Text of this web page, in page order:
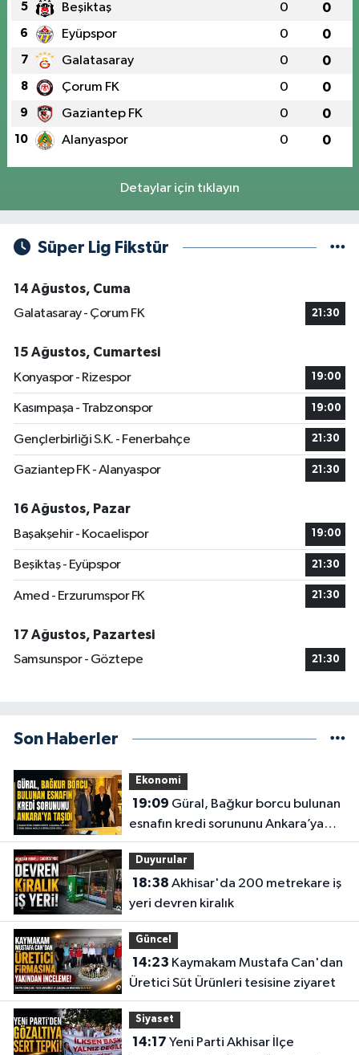
5 Beşiktaş 0 0
6 Eyüpspor 0 0
7 Galatasaray 0 0
8 Çorum FK 0 0
9 Gaziantep FK 0 0
10 Alanyaspor 0 0
Detaylar için tıklayın
Süper Lig Fikstür
14 Ağustos, Cuma
Galatasaray - Çorum FK
21:30
15 Ağustos, Cumartesi
Konyaspor - Rizespor
19:00
Kasımpaşa - Trabzonspor 19:00
Gençlerbirliği S.K. - Fenerbahçe 21:30
Gaziantep FK - Alanyaspor 21:30
16 Ağustos, Pazar
Başakşehir - Kocaelispor
19:00
Beşiktaş - Eyüpspor 21:30
Amed - Erzurumspor FK 21:30
17 Ağustos, Pazartesi
Samsunspor - Göztepe
21:30
Son Haberler
Ekonomi
19:09
esnafın kredi sorununu Ankara’ya
taşıdı
Duyurular
18:38
yeri devren kiralık
Güncel
14:23
Üretici Süt Ürünleri tesisine ziyaret
Siyaset
14:17